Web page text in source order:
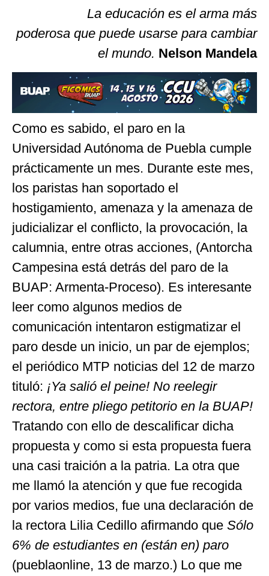
La educación es el arma más
poderosa que puede usarse para cambiar
el mundo. Nelson Mandela
Como es sabido, el paro en la
Universidad Autónoma de Puebla cumple
prácticamente un mes. Durante este mes,
los paristas han soportado el
hostigamiento, amenaza y la amenaza de
judicializar el conflicto, la provocación, la
calumnia, entre otras acciones, (Antorcha
Campesina está detrás del paro de la
BUAP: Armenta-Proceso). Es interesante
leer como algunos medios de
comunicación intentaron estigmatizar el
paro desde un inicio, un par de ejemplos;
el periódico MTP noticias del 12 de marzo
tituló: ¡Ya salió el peine! No reelegir
rectora, entre pliego petitorio en la BUAP!
Tratando con ello de descalificar dicha
propuesta y como si esta propuesta fuera
una casi traición a la patria. La otra que
me llamó la atención y que fue recogida
por varios medios, fue una declaración de
la rectora Lilia Cedillo afirmando que Sólo
6% de estudiantes en (están en) paro
(pueblaonline, 13 de marzo.) Lo que me